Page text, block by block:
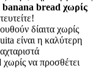
banana bread χωρίς
δίαιτα χωρίς
είναι η καλύτερη
χωρίς να προσθέτει